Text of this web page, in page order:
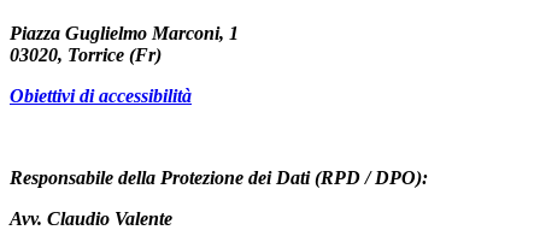
Piazza Guglielmo Marconi, 1
03020, Torrice (Fr)
Obiettivi di accessibilità
Responsabile della Protezione dei Dati (RPD / DPO):
Avv. Claudio Valente